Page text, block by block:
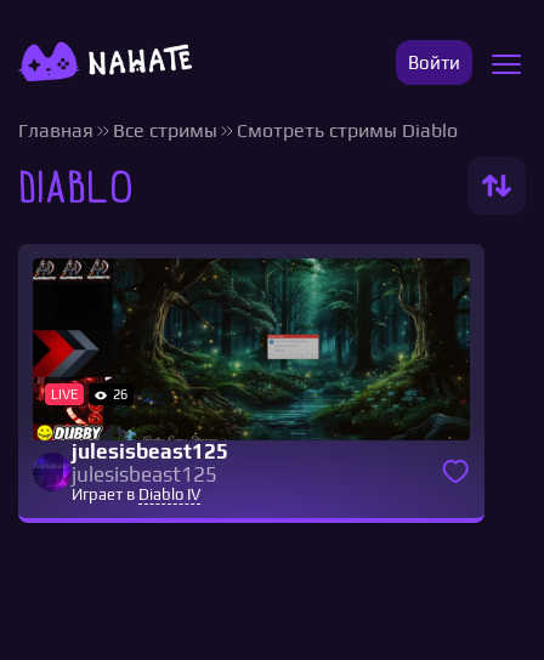
Войти
Главная Все стримы Смотреть стримы Diablo
Diablo
LIVE 26
julesisbeast125
julesisbeast125
Играет в Diablo IV